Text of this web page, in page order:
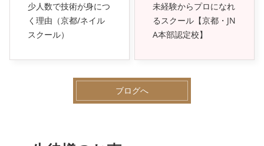
少人数で技術が身につ
く理由（京都/ネイル
スクール）
未経験からプロになれ
るスクール【京都・JN
A本部認定校】
ブログへ